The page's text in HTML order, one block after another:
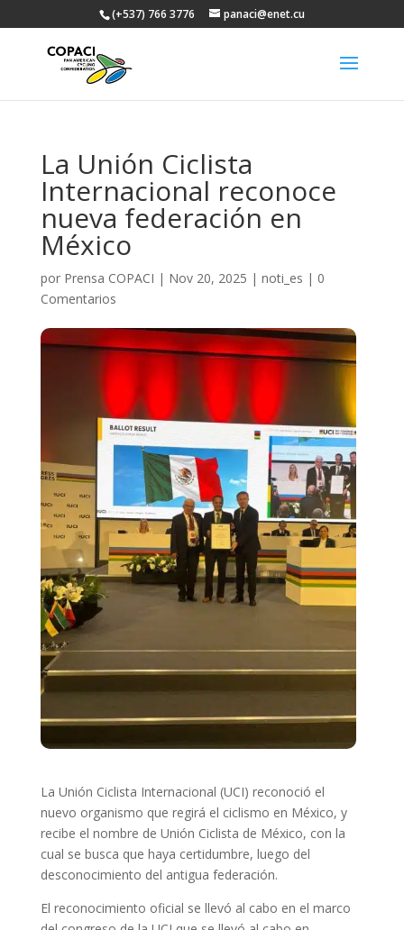
(+537) 766 3776 panaci@enet.cu
La Unión Ciclista
Internacional reconoce
nueva federación en
México
por Prensa COPACI | Nov 20, 2025 | noti_es | 0
Comentarios
La Unión Ciclista Internacional (UCI) reconoció el
nuevo organismo que regirá el ciclismo en México, y
recibe el nombre de Unión Ciclista de México, con la
cual se busca que haya certidumbre, luego del
desconocimiento del antigua federación.
El reconocimiento oficial se llevó al cabo en el marco